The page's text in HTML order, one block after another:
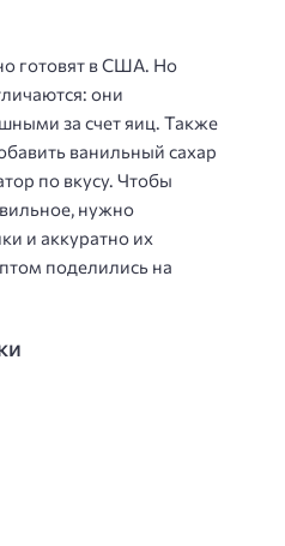
готовят в США. Но
они
за счет яиц. Также
ванильный сахар
по вкусу. Чтобы
нужно
и аккуратно их
поделились на